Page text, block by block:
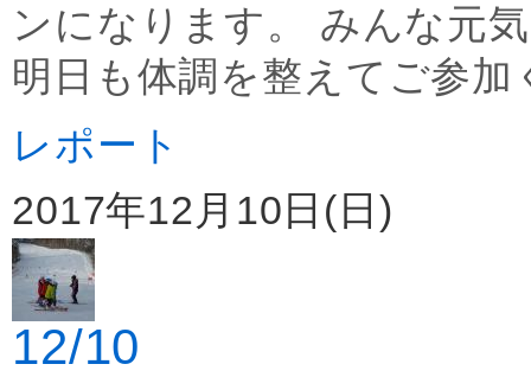
ンになります。 みんな元
明日も体調を整えてご参加
レポート
2017年12月10日(日)
12/10